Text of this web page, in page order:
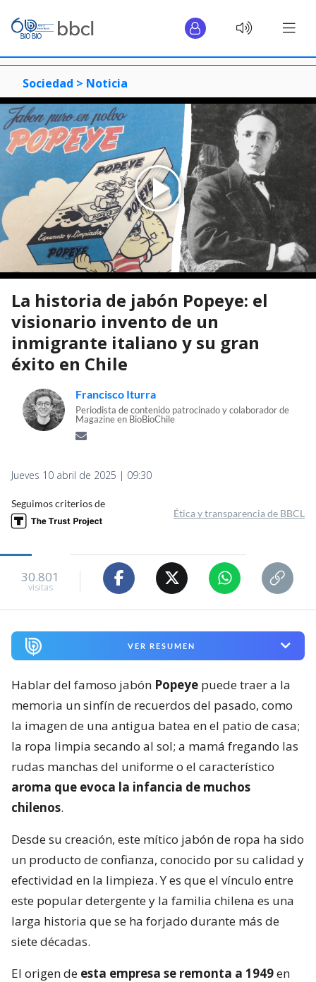
Sociedad > Noticia
La historia de jabón Popeye: el
visionario invento de un
inmigrante italiano y su gran
éxito en Chile
Francisco Iturra
Periodista de contenido patrocinado y colaborador de
Magazine en BioBioChile
Jueves 10 abril de 2025 | 09:30
Seguimos criterios de
Ética y transparencia de BBCL
30.801
visitas
VER RESUMEN
Hablar del famoso jabón Popeye puede traer a la
memoria un sinfín de recuerdos del pasado, como
la imagen de una antigua batea en el patio de casa;
la ropa limpia secando al sol; a mamá fregando las
rudas manchas del uniforme o el característico
aroma que evoca la infancia de muchos
chilenos.
Desde su creación, este mítico jabón de ropa ha sido
un producto de confianza, conocido por su calidad y
efectividad en la limpieza. Y es que el vínculo entre
este popular detergente y la familia chilena es una
larga historia que se ha forjado durante más de
siete décadas.
El origen de esta empresa se remonta a 1949en